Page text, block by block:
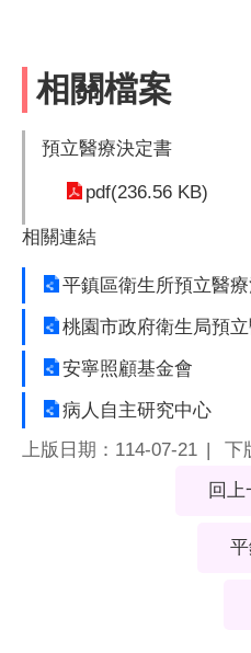
相關檔案
預立醫療決定書
pdf(236.56 KB)
相關連結
平鎮區衛生所預立醫
桃園市政府衛生局預
安寧照顧基金會
病人自主研究中心
上版日期：114-07-21
下
回上